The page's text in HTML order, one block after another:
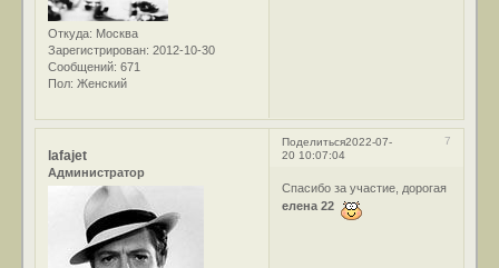
Откуда: Москва
Зарегистрирован: 2012-10-30
Сообщений: 671
Пол: Женский
Поделиться 7
2022-07-
20 10:07:04
lafajet
Администратор
Спасибо за участие, дорогая
елена 22